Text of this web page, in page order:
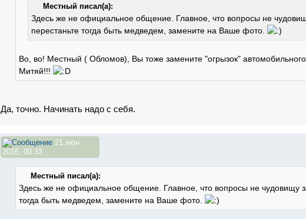
Местный писал(а):
Здесь же не официальное общение. Главное, что вопросы не
перестаньте тогда быть медведем, замените на Ваше фото.
Во, во! Местный ( Обломов), Вы тоже замените "огрызок"
Митяй!!!
Да, точно. Начинать надо с себя.
21 июн
2016, 00:33
Местный писал(а):
Здесь же не официальное общение. Главное, что вопросы не чудовищу
тогда быть медведем, замените на Ваше фото.